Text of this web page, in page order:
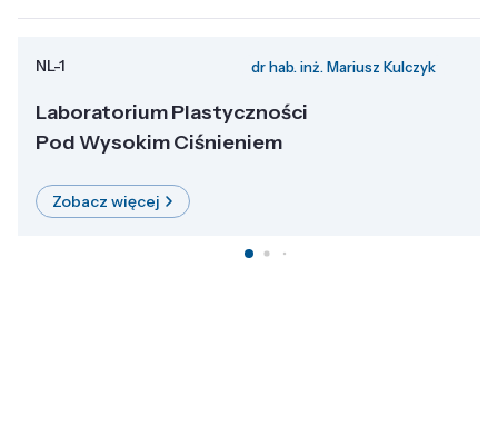
NL-1 dr hab. inż. Mariusz Kulczyk
Laboratorium Plastyczności
Pod Wysokim Ciśnieniem
Zobacz więcej